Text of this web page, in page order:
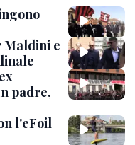
Maldini e
padre,
l'eFoil